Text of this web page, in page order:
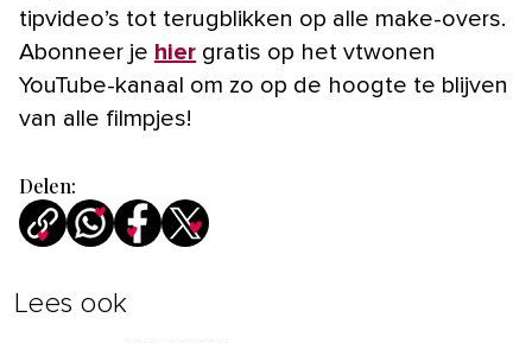
tipvideo’s tot terugblikken op alle make-overs.
Abonneer je hier gratis op het vtwonen
YouTube-kanaal om zo op de hoogte te blijven
van alle filmpjes!
Delen:
Lees ook